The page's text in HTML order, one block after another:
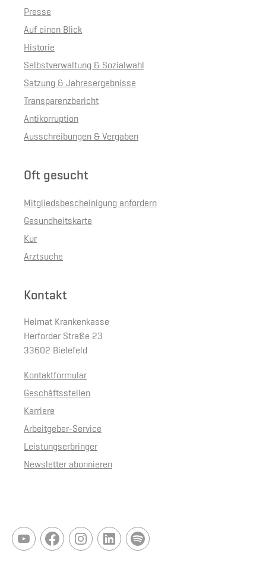
Presse
Auf einen Blick
Historie
Selbstverwaltung & Sozialwahl
Satzung & Jahresergebnisse
Transparenzbericht
Antikorruption
Ausschreibungen & Vergaben
Oft gesucht
Mitgliedsbescheinigung anfordern
Gesundheitskarte
Kur
Arztsuche
Kontakt
Heimat Krankenkasse
Herforder Straße 23
33602 Bielefeld
Kontaktformular
Geschäftsstellen
Karriere
Arbeitgeber-Service
Leistungserbringer
Newsletter abonnieren